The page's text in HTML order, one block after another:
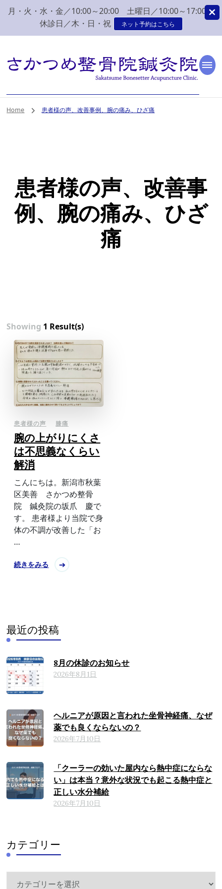
月・火・水・金／10:00～20:00 土曜日／10:00～17:00
休診日／木・日・祝
ネット予約はこちら
新潟市 秋葉区 肩こり
腰痛 整体 鍼灸はさか
鍼灸院へ。みなさまの気持ちに寄り添い、丁寧な問診、治療をさせて
Home 患者様の声、改善事例、腕の痛み、ひざ痛
患者様の声、改善事
例、腕の痛み、ひざ
痛
Showing 1 Result(s)
患者様の声 膝痛
腕の上がりにくさ
は不思義なくらい
解消
こんにちは。新潟市秋葉
区美善 さかつめ整骨
院 鍼灸院の坂爪 慶で
す。 患者様より当院で身
体の不調が改善した「お
…
続きをみる
最近の投稿
8月の休診のお知らせ
2026年8月1日
ヘルニアが原因と言われた坐骨神経痛、なぜ
薬でも良くならないの？
2026年7月10日
「クーラーの効いた屋内なら熱中症にならな
い」は本当？意外な状況でも起こる熱中症と
正しい水分補給
2026年7月10日
カテゴリー